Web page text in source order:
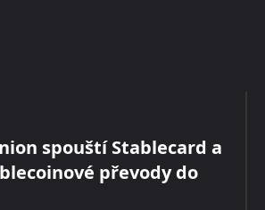
spouští Stablecard a
převody do